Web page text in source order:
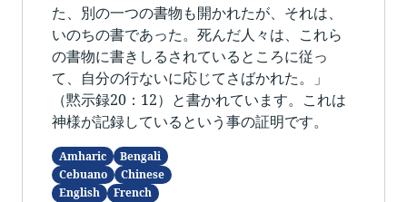
た、別の一つの書物も開かれたが、それは、
いのちの書であった。死んだ人々は、これら
の書物に書きしるされているところに従っ
て、自分の行ないに応じてさばかれた。」
（黙示録20：12）と書かれています。これは
神様が記録しているという事の証明です。
Amharic
Bengali
Cebuano
Chinese
English
French